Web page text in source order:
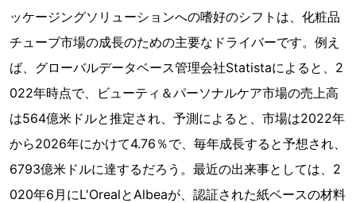
ッケージングソリューションへの嗜好のシフトは、化粧品
チューブ市場の成長のための主要なドライバーです。例え
ば、グローバルデータベース管理会社Statistaによると、2
022年時点で、ビューティ＆パーソナルケア市場の売上高
は564億米ドルと推定され、予測によると、市場は2022年
から2026年にかけて4.76％で、毎年成長すると予想され、
6793億米ドルに達するだろう。最近の出来事としては、2
020年6月にL'OrealとAlbeaが、認証された紙ベースの材料